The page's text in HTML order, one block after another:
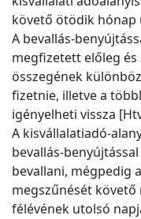
követő ötödik hónap
A bevallás-
megfizetett előleg
összegének
fizetnie, illetve a
igényelheti vissza
A kisvállalatiadó-
bevallás-
bevallani, mégpedig
megszűnését követő
félévének utolsó